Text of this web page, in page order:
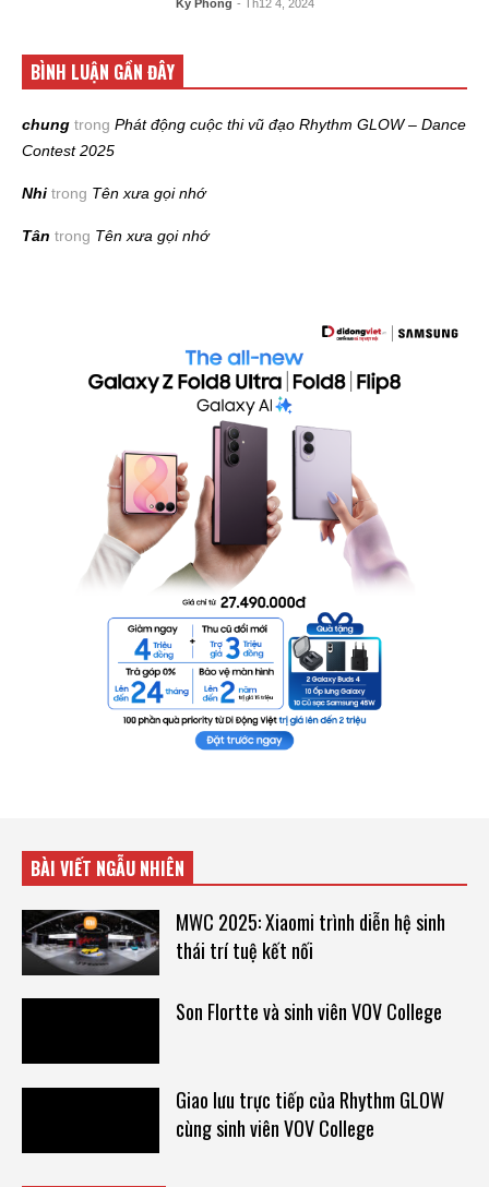
Kỳ Phong - Th12 4, 2024
BÌNH LUẬN GẦN ĐÂY
chung trong Phát động cuộc thi vũ đạo Rhythm GLOW – Dance
Contest 2025
Nhi trong Tên xưa gọi nhớ
Tân trong Tên xưa gọi nhớ
BÀI VIẾT NGẪU NHIÊN
MWC 2025: Xiaomi trình diễn hệ sinh
thái trí tuệ kết nối
Son Flortte và sinh viên VOV College
Giao lưu trực tiếp của Rhythm GLOW
cùng sinh viên VOV College